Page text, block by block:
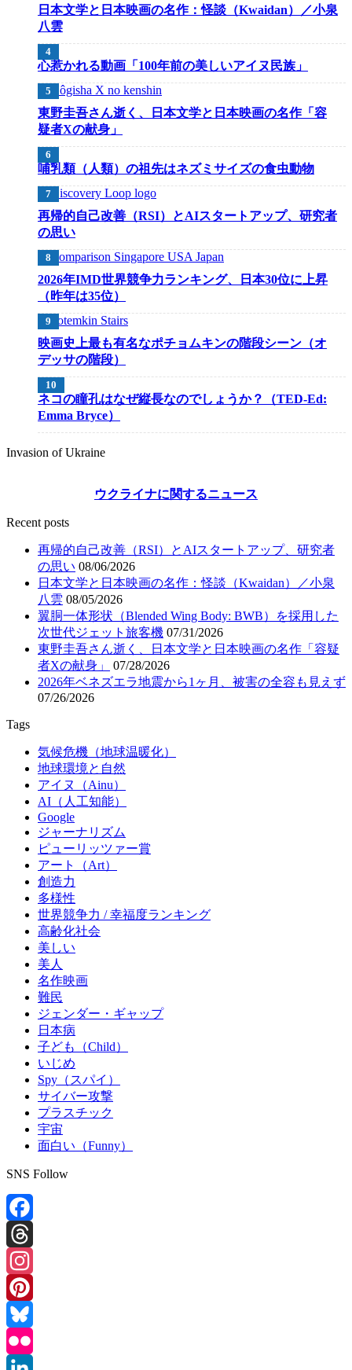
日本文学と日本映画の名作：怪談（Kwaidan）／小泉
八雲
心惹かれる動画「100年前の美しいアイヌ民族」
東野圭吾さん逝く、日本文学と日本映画の名作「容
疑者Xの献身」
哺乳類（人類）の祖先はネズミサイズの食虫動物
再帰的自己改善（RSI）とAIスタートアップ、研究者
の思い
2026年IMD世界競争力ランキング、日本30位に上昇
（昨年は35位）
映画史上最も有名なポチョムキンの階段シーン（オ
デッサの階段）
ネコの瞳孔はなぜ縦長なのでしょうか？（TED-Ed:
Emma Bryce）
Invasion of Ukraine
ウクライナに関するニュース
Recent posts
再帰的自己改善（RSI）とAIスタートアップ、研究者
の思い 08/06/2026
日本文学と日本映画の名作：怪談（Kwaidan）／小泉
八雲 08/05/2026
翼胴一体形状（Blended Wing Body: BWB）を採用した
次世代ジェット旅客機 07/31/2026
東野圭吾さん逝く、日本文学と日本映画の名作「容疑
者Xの献身」
07/28/2026
2026年ベネズエラ地震から1ヶ月、被害の全容も見えず
07/26/2026
Tags
気候危機（地球温暖化）
地球環境と自然
アイヌ（Ainu）
AI（人工知能）
Google
ジャーナリズム
ピューリッツァー賞
アート（Art）
創造力
多様性
世界競争力 / 幸福度ランキング
高齢化社会
美しい
美人
名作映画
難民
ジェンダー・ギャップ
日本病
子ども（Child）
いじめ
Spy（スパイ）
サイバー攻撃
プラスチック
宇宙
面白い（Funny）
SNS Follow
Facebook
Threads
Instagram
Pinterest
Bluesky
Flickr